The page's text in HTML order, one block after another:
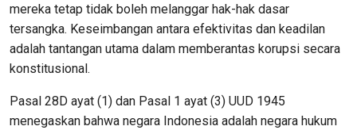
mereka tetap tidak boleh melanggar hak-hak dasar
tersangka. Keseimbangan antara efektivitas dan keadilan
adalah tantangan utama dalam memberantas korupsi secara
konstitusional.
Pasal 28D ayat (1) dan Pasal 1 ayat (3) UUD 1945
menegaskan bahwa negara Indonesia adalah negara hukum